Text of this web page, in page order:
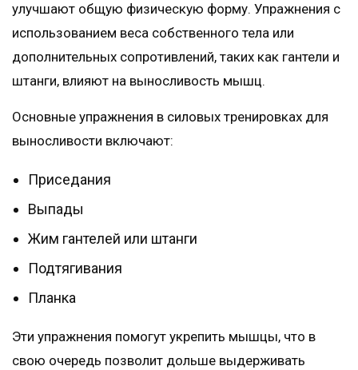
улучшают общую физическую форму. Упражнения с
использованием веса собственного тела или
дополнительных сопротивлений, таких как гантели и
штанги, влияют на выносливость мышц.
Основные упражнения в силовых тренировках для
выносливости включают:
Приседания
Выпады
Жим гантелей или штанги
Подтягивания
Планка
Эти упражнения помогут укрепить мышцы, что в
свою очередь позволит дольше выдерживать